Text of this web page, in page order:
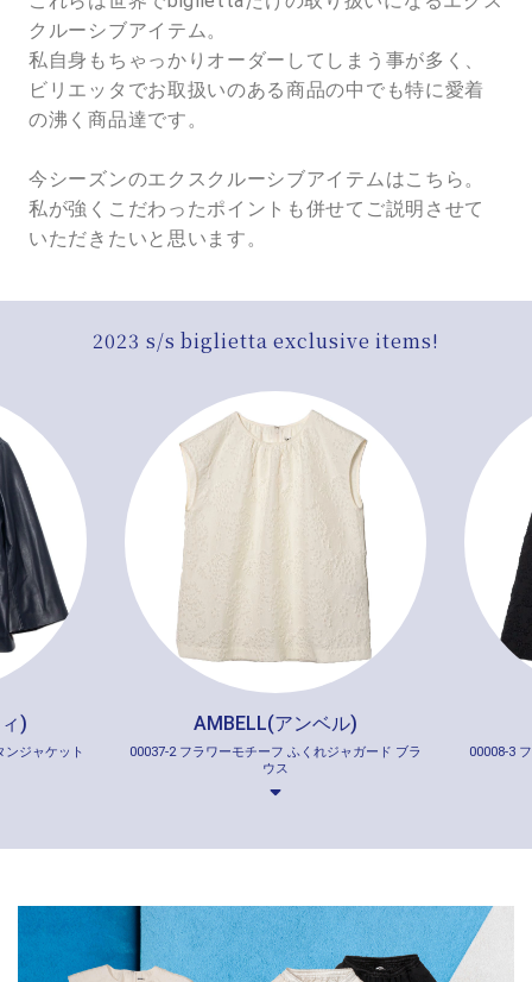
クルーシブアイテム。
私自身もちゃっかりオーダーしてしまう事が多く、
ビリエッタでお取扱いのある商品の中でも特に愛着
の沸く商品達です。
今シーズンのエクスクルーシブアイテムはこちら。
私が強くこだわったポイントも併せてご説明させて
いただきたいと思います。
2023 s/s biglietta exclusive items!
)
ンジャケット
AMBELL(アンベル)
00037-2 フラワーモチーフ ふくれジャガード ブラ
ウス
00008-3